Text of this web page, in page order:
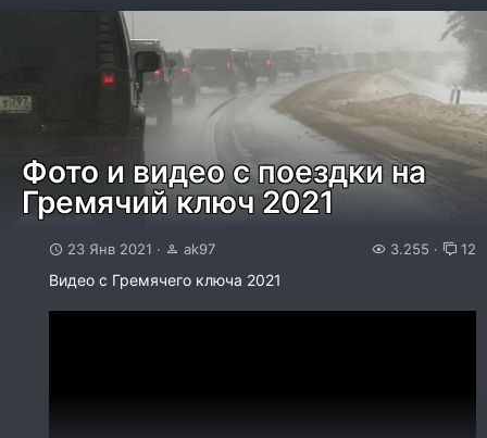
Фото и видео с поездки на
Гремячий ключ 2021
23 Янв 2021 ak97 3.255 12
Видео с Гремячего ключа 2021